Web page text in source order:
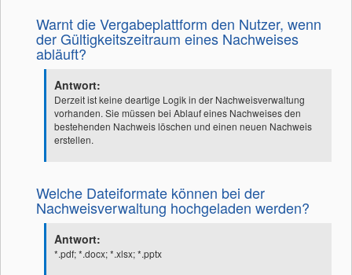
Warnt die Vergabeplattform den Nutzer, wenn
der Gültigkeitszeitraum eines Nachweises
abläuft?
Antwort:
Derzeit ist keine deartige Logik in der Nachweisverwaltung
vorhanden. Sie müssen bei Ablauf eines Nachweises den
bestehenden Nachweis löschen und einen neuen Nachweis
erstellen.
Welche Dateiformate können bei der
Nachweisverwaltung hochgeladen werden?
Antwort:
*.pdf; *.docx; *.xlsx; *.pptx